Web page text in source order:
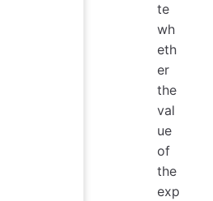
te
wh
eth
er
the
val
ue
of
the
exp